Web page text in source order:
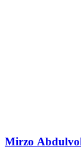
Mirzo